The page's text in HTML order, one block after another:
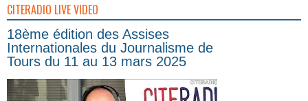
CITERADIO LIVE VIDEO
18ème édition des Assises
Internationales du Journalisme de
Tours du 11 au 13 mars 2025